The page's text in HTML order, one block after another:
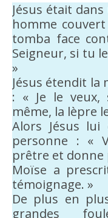
Jésus était
homme
tomba face
Seigneur, si tu
»
Jésus étendit la
: « Je le veux,
même, la lèpre
Alors Jésus
personne : «
prêtre et
Moïse a
témoignage. »
De plus en
grandes